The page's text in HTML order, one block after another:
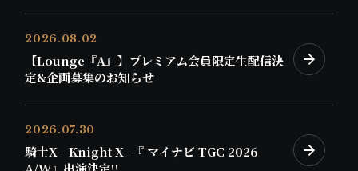
2026.08.02
【Lounge『A』】プレミアム会員限定生配信決
定&企画募集のお知らせ
2026.07.30
騎士X - Knight X -『 マイナビ TGC 2026